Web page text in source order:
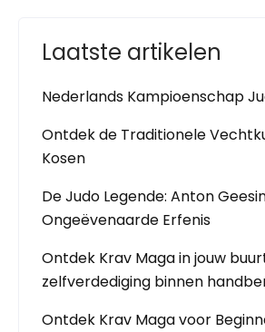
Laatste artikelen
Nederlands Kampioenschap
Ontdek de Traditionele
Kosen
De Judo Legende: Anton
Ongeëvenaarde Erfenis
Ontdek Krav Maga in jouw
zelfverdediging binnen
Ontdek Krav Maga voor